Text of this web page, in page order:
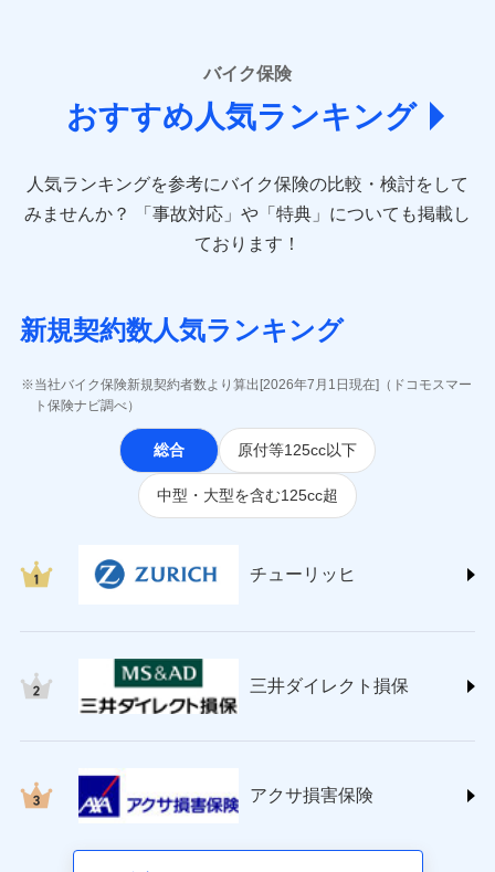
あいおいニッセイ同和損害保険株式会社
(https://www.aioinissaydowa.co.jp/)
アクサ損害保険株式会社 (https://www.axa-
アニコム損害保険株式会社 (https://www.anicom-
sompo.co.jp/)
東京海上ダイレクト損害保険株式会社
(https://www.e-design.net/)
ＳＢＩ損害保険株式会社
ジェイアイ傷害火災保険株式会社
(https://www.jihoken.co.jp/)
ソニー損害保険株式会社
(https://www.sonysonpo.co.jp/)
損害保険ジャパン株式会社 (https://www.sompo-
japan.co.jp/)
ＳＯＭＰＯダイレクト損害保険株式会社
チューリッヒ保険会社 (https://www.zurich.co.jp/)
(https://www.nisshinfire.co.jp/)
ペット＆ファミリー損害保険株式会社
(https://www.petfamilyins.co.jp/)
三井住友海上火災保険株式会社 (https://www.ms-
三井ダイレクト損害保険株式会社
(https://www.mitsui-direct.co.jp/)
バイク保険
おすすめ人気ランキング
人気ランキングを参考にバイク保険の比較・検討をして
みませんか？
「事故対応」や「特典」についても掲載し
ております！
新規契約数人気ランキング
当社バイク保険新規契約者数より算出[2026年7月1日現在]（ドコモスマー
ト保険ナビ調べ）
総合 原付等125cc以下
中型・大型を含む125cc超
チューリッヒ
三井ダイレクト損保
アクサ損害保険